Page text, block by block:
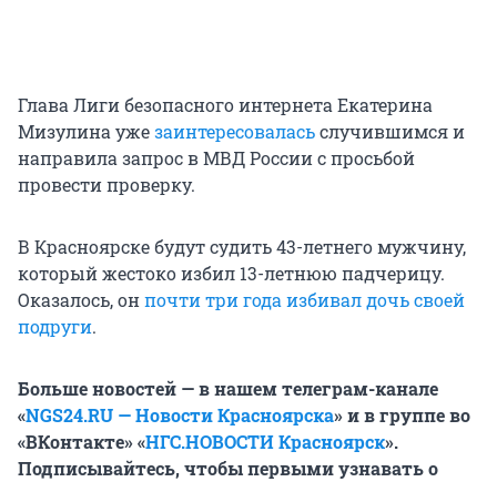
Глава Лиги безопасного интернета Екатерина
Мизулина ужезаинтересоваласьслучившимся и
направила запрос в МВД России с просьбой
провести проверку.
В Красноярске будут судить 43-летнего мужчину,
который жестоко избил 13-летнюю падчерицу.
Оказалось, онпочти три года избивал дочь своей
подруги.
Больше новостей —в нашем телеграм-канале
«NGS24.RU — Новости Красноярска» ив группе во
«ВКонтакте» «НГС.НОВОСТИ Красноярск».
Подписывайтесь, чтобы первыми узнавать о